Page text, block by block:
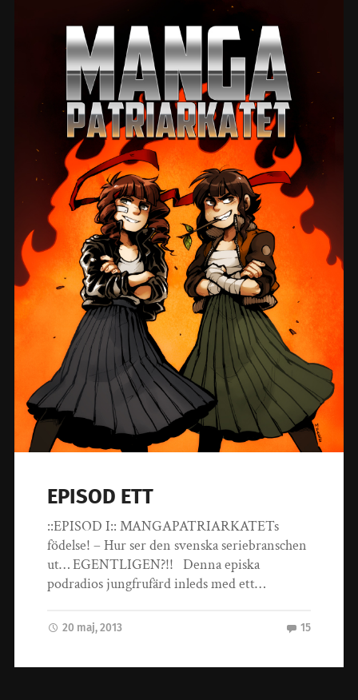
EPISOD ETT
::EPISOD I:: MANGAPATRIARKATETs
födelse! – Hur ser den svenska seriebranschen
ut… EGENTLIGEN?!! Denna episka
podradios jungfrufärd inleds med ett…
20 maj, 2013 15